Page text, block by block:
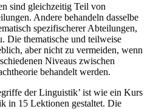
sind gleichzeitig Teil von
Andere behandeln dasselbe
spezifischerer Abteilungen,
Die thematische und teilweise
aber nicht zu vermeiden, wenn
Niveaus zwischen
behandelt werden.
der Linguistik’ ist wie ein Kurs
in 15 Lektionen gestaltet. Die